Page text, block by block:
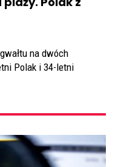
na dwóch
Polak i 34-letni